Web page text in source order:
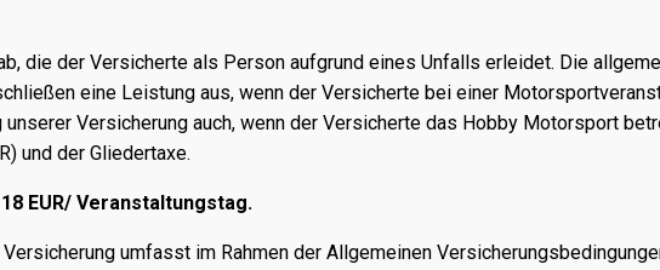
die der Versicherte als Person aufgrund eines Unfalls erleidet. Die
eine Leistung aus, wenn der Versicherte bei einer
Versicherung auch, wenn der Versicherte das Hobby Motorsport
und der Gliedertaxe.
EUR/ Veranstaltungstag.
umfasst im Rahmen der Allgemeinen